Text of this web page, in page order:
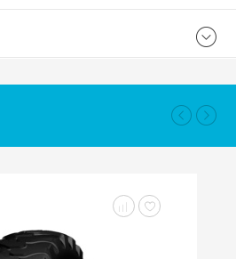
405/70-20
о складе